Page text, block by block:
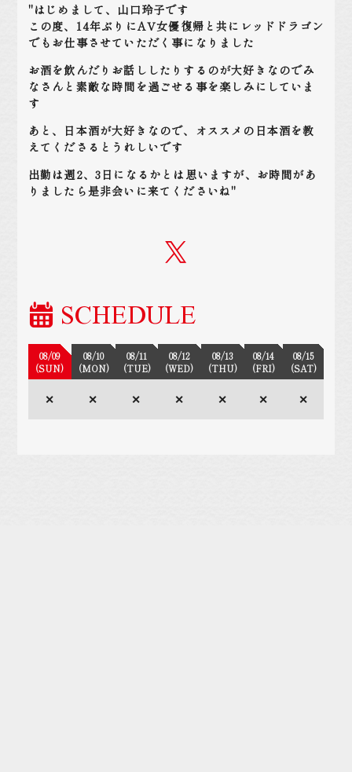
"はじめまして、山口玲子です
この度、14年ぶりにAV女優復帰と共にレッドドラゴン
でもお仕事させていただく事になりました
お酒を飲んだりお話ししたりするのが大好きなのでみ
なさんと素敵な時間を過ごせる事を楽しみにしていま
す
あと、日本酒が大好きなので、オススメの日本酒を教
えてくださるとうれしいです
出勤は週2、3日になるかとは思いますが、お時間があ
りましたら是非会いに来てくださいね"
SCHEDULE
08/09
(SUN)
✕
08/10
(MON)
✕
08/11
(TUE)
✕
08/12
(WED)
✕
08/13
(THU)
✕
08/14
(FRI)
✕
08/15
(SAT)
✕